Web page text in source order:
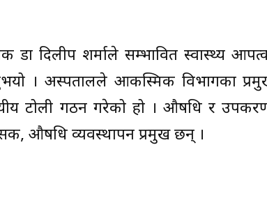
डा दिलीप शर्माले सम्भावित स्वास्थ्य
। अस्पतालले आकस्मिक विभागका
टोली गठन गरेको हो । औषधि र
औषधि व्यवस्थापन प्रमुख छन् ।